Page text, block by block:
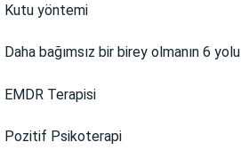
Kutu yöntemi
Daha bağımsız bir birey olmanın 6 yolu
EMDR Terapisi
Pozitif Psikoterapi